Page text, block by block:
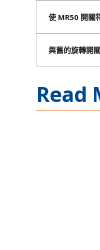
使 MR50 開關
與舊的旋轉開
Read